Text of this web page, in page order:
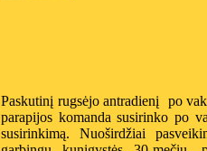
Paskutinį rugsėjo antradienį po
parapijos komanda susirinko po
susirinkimą. Nuoširdžiai